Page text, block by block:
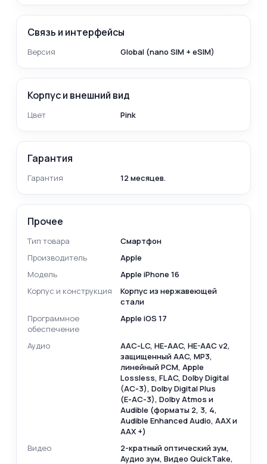
Связь и интерфейсы
Версия Global (nano SIM + eSIM)
Корпус и внешний вид
Цвет Pink
Гарантия
Гарантия 12 месяцев.
Прочее
Тип товара
Смартфон
Производитель
Apple
Модель
Apple iPhone 16
Корпус и конструкция
Корпус из нержавеющей
стали
Программное
обеспечение
Apple iOS 17
Аудио
AAC‑LC, HE‑AAC, HE-AAC v2,
защищенный AAC, MP3,
линейный PCM, Apple
Lossless, FLAC, Dolby Digital
(AC‑3), Dolby Digital Plus
(E‑AC‑3), Dolby Atmos и
Audible (форматы 2, 3, 4,
Audible Enhanced Audio, AAX и
AAX +)
Видео
2-кратный оптический зум,
Аудио зум, Видео QuickTake,